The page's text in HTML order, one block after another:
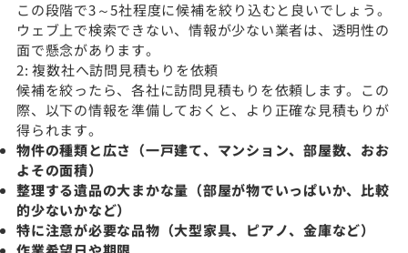
この段階で3～5社程度に候補を絞り込むと良いでしょう。
ウェブ上で検索できない、情報が少ない業者は、透明性の
面で懸念があります。
2: 複数社へ訪問見積もりを依頼
候補を絞ったら、各社に訪問見積もりを依頼します。この
際、以下の情報を準備しておくと、より正確な見積もりが
得られます。
物件の種類と広さ（一戸建て、マンション、部屋数、おお
よその面積）
整理する遺品の大まかな量（部屋が物でいっぱいか、比較
的少ないかなど）
特に注意が必要な品物（大型家具、ピアノ、金庫など）